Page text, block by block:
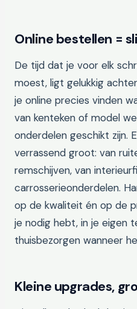
Online bestellen =
De tijd dat je voor elk
moest, ligt gelukkig
je online precies vinden
van kenteken of model
onderdelen geschikt zijn.
verrassend groot: van
remschijven, van
carrosserieonderdelen.
op de kwaliteit én op de
je nodig hebt, in je eigen
thuisbezorgen wanneer
Kleine upgrades,